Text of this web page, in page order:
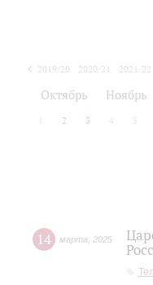
2019/20 2020/21 2021/22
Октябрь Ноябрь
2 3 4 5
14 марта 2025